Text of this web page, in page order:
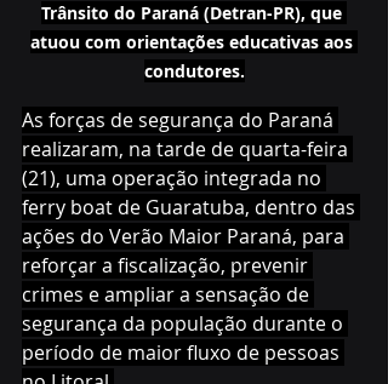
Trânsito do Paraná (Detran-PR), que
atuou com orientações educativas aos
condutores.
As forças de segurança do Paraná
realizaram, na tarde de quarta-feira
(21), uma operação integrada no
ferry boat de Guaratuba, dentro das
ações do Verão Maior Paraná, para
reforçar a fiscalização, prevenir
crimes e ampliar a sensação de
segurança da população durante o
período de maior fluxo de pessoas